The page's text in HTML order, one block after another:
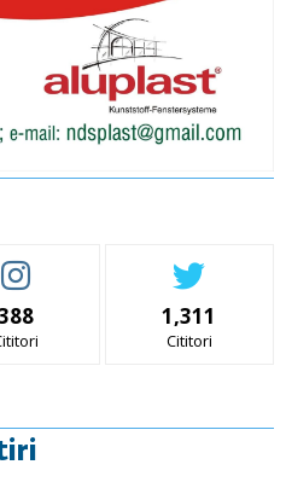
1,311
Cititori